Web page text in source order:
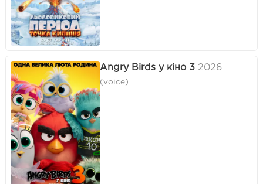
Angry Birds у кіно 3 2026
(voice)